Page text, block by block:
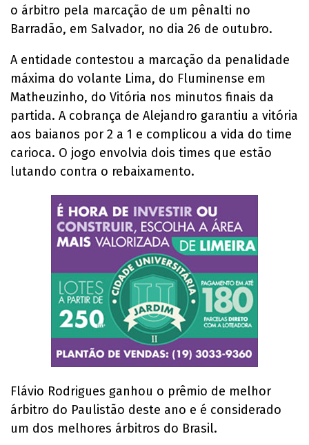
o árbitro pela marcação de um pênalti no
Barradão, em Salvador, no dia 26 de outubro.
A entidade contestou a marcação da penalidade
máxima do volante Lima, do Fluminense em
Matheuzinho, do Vitória nos minutos finais da
partida. A cobrança de Alejandro garantiu a vitória
aos baianos por 2 a 1 e complicou a vida do time
carioca. O jogo envolvia dois times que estão
lutando contra o rebaixamento.
Flávio Rodrigues ganhou o prêmio de melhor
árbitro do Paulistão deste ano e é considerado
um dos melhores árbitros do Brasil.